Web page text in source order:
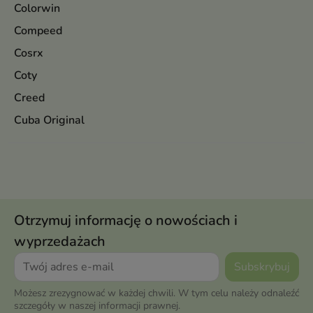
Colorwin
Compeed
Cosrx
Coty
Creed
Cuba Original
Otrzymuj informację o nowościach i
wyprzedażach
Możesz zrezygnować w każdej chwili. W tym celu należy odnaleźć
szczegóły w naszej informacji prawnej.